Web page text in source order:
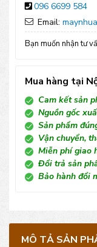
lượng
096 6699 584
Email:
Bạn muốn nhận tư
Mua hàng tại
Cam kết sản
Nguồn gốc
Sản phẩm
Vận chuyển,
Miễn phí giao
Đổi trả sản
Bảo hành đổi
MÔ TẢ SẢN